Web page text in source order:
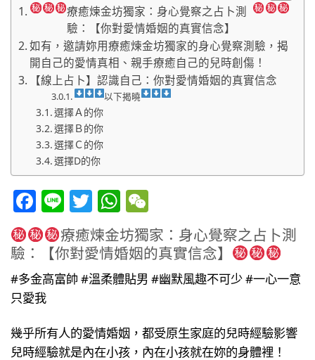
療癒煉金坊獨家：身心覺察之占卜測
驗：【你對愛情婚姻的真實信念】
如有，邀請妳用療癒煉金坊獨家的身心覺察測驗，揭
開自己的愛情真相、親手療癒自己的兒時創傷！
【線上占卜】認識自己：你對愛情婚姻的真實信念
以下揭曉
選擇Ａ的你
選擇Ｂ的你
選擇Ｃ的你
選擇D的你
Facebook
LineTwitterWhatsApp
療癒煉金坊獨家：身心覺察之占卜測
驗：【你對愛情婚姻的真實信念】
#多金高富帥 #溫柔體貼男 #幽默風趣不可少 #一心一意
只愛我
幾乎所有人的愛情婚姻，都受原生家庭的兒時經驗影響
兒時經驗就是內在小孩，內在小孩就在妳的身體裡！